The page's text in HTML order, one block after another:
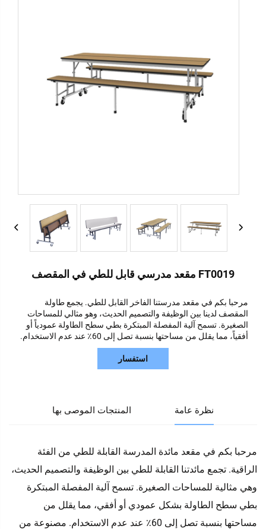
FT0019 مقعد مدرسي قابل للطي في المقصف
مرحبا بكم في مقعد مدرستنا الفاخر القابل للطي. يجمع طاولة
المقصف لدينا بين الوظيفة والتصميم الحديث، وهو مثالي للمساحات
الصغيرة. تسمح آلية المفصلة المبتكرة بطي سطح الطاولة عمودياً أو
أفقياً، مما يقلل من مساحتها بنسبة تصل إلى 60٪ عند عدم الاستخدام.
استفسار
نظرة عامة المنتجات الموصى بها
مرحبا بكم في مقعد مائدة المدرسة القابلة للطي من الفئة
الراقية. تجمع مائدتنا القابلة للطي بين الوظيفة والتصميم الحديث،
وهي مثالية للمساحات الصغيرة. تسمح آلية المفصلة المبتكرة
بطي سطح الطاولة بشكل عمودي أو أفقي، مما يقلل من
مساحتها بنسبة تصل إلى 60٪ عند عدم الاستخدام. مصنوعة من